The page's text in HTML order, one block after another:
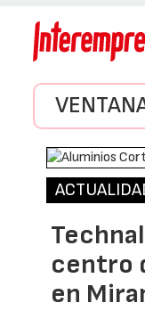
centro
en